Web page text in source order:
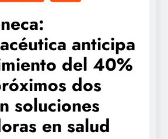
anticipa
del 40%
dos
soluciones
en salud